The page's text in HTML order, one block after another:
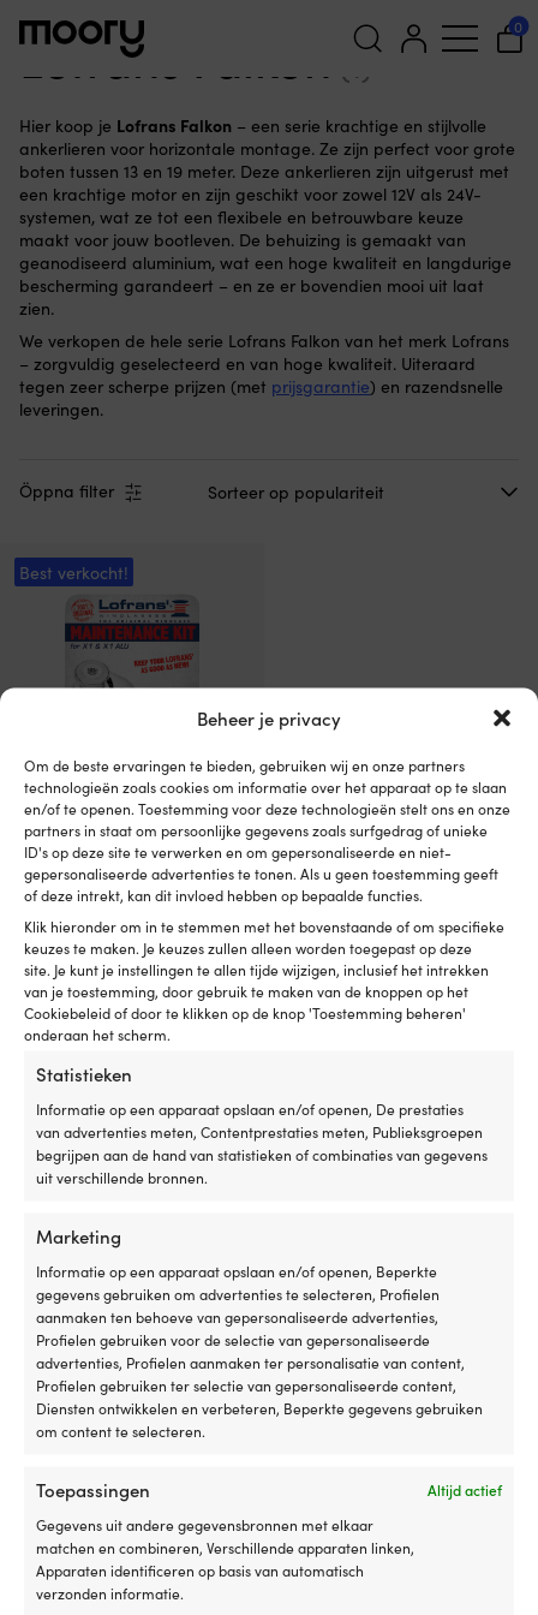
Beheer je privacy
Om de beste ervaringen te bieden, gebruiken wij en onze partners
technologieën zoals cookies om informatie over het apparaat op te slaan
en/of te openen. Toestemming voor deze technologieën stelt ons en onze
partners in staat om persoonlijke gegevens zoals surfgedrag of unieke
ID's op deze site te verwerken en om gepersonaliseerde en niet-
gepersonaliseerde advertenties te tonen. Als u geen toestemming geeft
of deze intrekt, kan dit invloed hebben op bepaalde functies.
Klik hieronder om in te stemmen met het bovenstaande of om specifieke
keuzes te maken. Je keuzes zullen alleen worden toegepast op deze
site. Je kunt je instellingen te allen tijde wijzigen, inclusief het intrekken
van je toestemming, door gebruik te maken van de knoppen op het
Cookiebeleid of door te klikken op de knop 'Toestemming beheren'
onderaan het scherm.
Statistieken
Informatie op een apparaat opslaan en/of openen, De prestaties
van advertenties meten, Contentprestaties meten, Publieksgroepen
begrijpen aan de hand van statistieken of combinaties van gegevens
uit verschillende bronnen.
Marketing
Informatie op een apparaat opslaan en/of openen, Beperkte
gegevens gebruiken om advertenties te selecteren, Profielen
aanmaken ten behoeve van gepersonaliseerde advertenties,
Profielen gebruiken voor de selectie van gepersonaliseerde
advertenties, Profielen aanmaken ter personalisatie van content,
Profielen gebruiken ter selectie van gepersonaliseerde content,
Diensten ontwikkelen en verbeteren, Beperkte gegevens gebruiken
om content te selecteren.
Toepassingen
Altijd actief
Gegevens uit andere gegevensbronnen met elkaar
matchen en combineren, Verschillende apparaten linken,
Apparaten identificeren op basis van automatisch
verzonden informatie.
naar:
0
Lofrans Falkon
Hier koop je Lofrans Falkon – een serie krachtige en stijlvolle
ankerlieren voor horizontale montage. Ze zijn perfect voor grote
boten tussen 13 en 19 meter. Deze ankerlieren zijn uitgerust met
een krachtige motor en zijn geschikt voor zowel 12V als 24V-
systemen, wat ze tot een flexibele en betrouwbare keuze
maakt voor jouw bootleven. De behuizing is gemaakt van
geanodiseerd aluminium, wat een hoge kwaliteit en langdurige
bescherming garandeert – en ze er bovendien mooi uit laat
zien.
We verkopen de hele serie Lofrans Falkon van het merk Lofrans
– zorgvuldig geselecteerd en van hoge kwaliteit. Uiteraard
tegen zeer scherpe prijzen (met prijsgarantie) en razendsnelle
leveringen.
Öppna filter
Best verkocht!
Servicekit Lofrans Maintenance
Kit FALKON, geschikt voor
Falkon ankerlier
109,99€
Btw incl.
1 OP VOORRAAD (KAN
NABESTELD WORDEN)
De eenvoudigste prijsgarantie ter
Koop nu, vergelijk later.
supereenvoudig: wij matchen prijzen van alle
winkels wereldwijd. Je kunt rustig je spullen nu
kopen – vind je ze binnen 14 dagen goedkoper bij
een andere winkel, dan passen wij de prijs
achteraf aan. Geen rare voorwaarden.
Lees meer over onze prijsgarantie